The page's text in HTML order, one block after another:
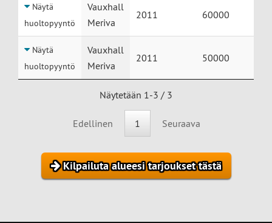
Näytä
huoltopyyntö
Vauxhall
Meriva
2011 60000
Näytä
huoltopyyntö
Vauxhall
Meriva
2011 50000
Näytetään 1-3 / 3
Edellinen 1 Seuraava
Kilpailuta alueesi tarjoukset tästä